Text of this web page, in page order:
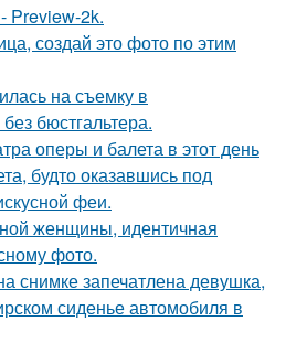
Preview-2k.
создай это фото по этим
на съемку в
бюстгальтера.
оперы и балета в этот день
будто оказавшись под
феи.
женщины, идентичная
фото.
снимке запечатлена девушка,
сиденье автомобиля в